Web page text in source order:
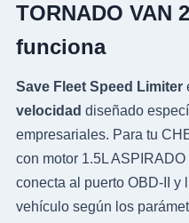
TORNADO VAN
funciona
Save Fleet Speed Limiter
velocidad diseñado
empresariales. Para tu
con motor 1.5L
conecta al puerto OBD-II y
vehículo según los